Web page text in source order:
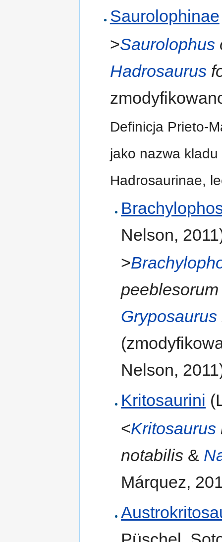
Saurolophinae
>Saurolophus
Hadrosaurus
Definicja Prieto-
jako nazwa
Hadrosaurinae,
Nelson,
>
peeblesorum
Gryposaurus
Nelson,
Kritosaurini
<Kritosaurus
notabilis &
Márquez,